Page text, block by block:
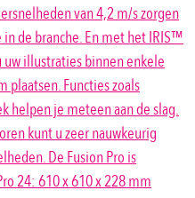
van 4,2 m/s zorgen
de branche. En met het IRIS™
illustraties binnen enkele
plaatsen. Functies zoals
helpen je meteen aan de slag.
kunt u zeer nauwkeurig
De Fusion Pro is
24: 610 x 610 x 228 mm